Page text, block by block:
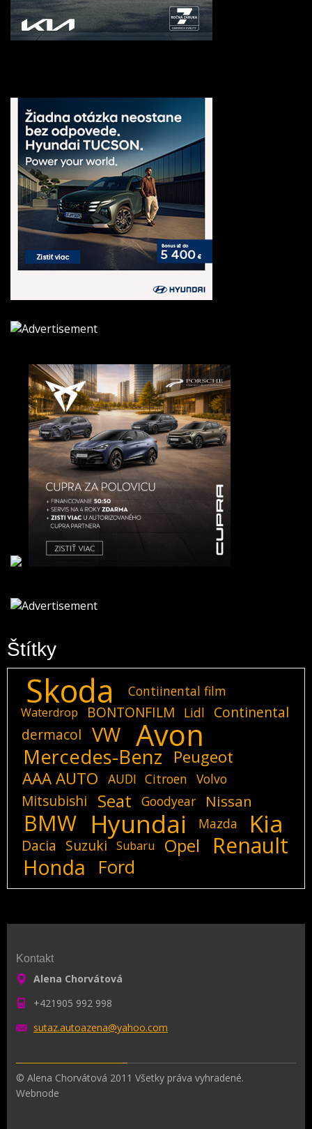
Štítky
Skoda Contiinental film
Waterdrop BONTONFILM Lidl
Continental
dermacol
VW Avon
Mercedes-Benz
Peugeot
AAA AUTO
AUDI Citroen Volvo
Mitsubishi Seat Goodyear Nissan
BMW Hyundai Mazda Kia
Dacia Suzuki Subaru Opel Renault
Honda Ford
Kontakt
Alena Chorvátová
+421905 992 998
sutaz.autoazena@yahoo.com
© Alena Chorvátová 2011 Všetky práva vyhradené.
Webnode